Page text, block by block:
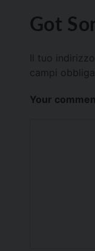
Got
Il tuo
campi
Your